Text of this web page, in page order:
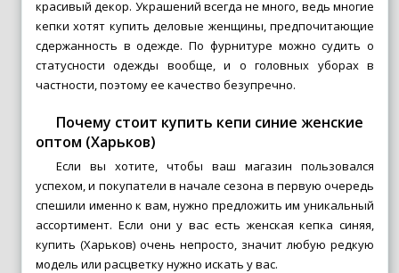
красивый декор. Украшений всегда не много, ведь многие
кепки хотят купить деловые женщины, предпочитающие
сдержанность в одежде. По фурнитуре можно судить о
статусности одежды вообще, и о головных уборах в
частности, поэтому ее качество безупречно.
Почему стоит купить кепи синие женские
оптом (Харьков)
Если вы хотите, чтобы ваш магазин пользовался
успехом, и покупатели в начале сезона в первую очередь
спешили именно к вам, нужно предложить им уникальный
ассортимент. Если они у вас есть женская кепка синяя,
купить (Харьков) очень непросто, значит любую редкую
модель или расцветку нужно искать у вас.